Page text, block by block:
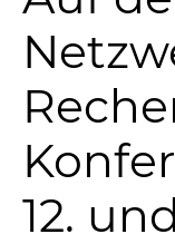
12.